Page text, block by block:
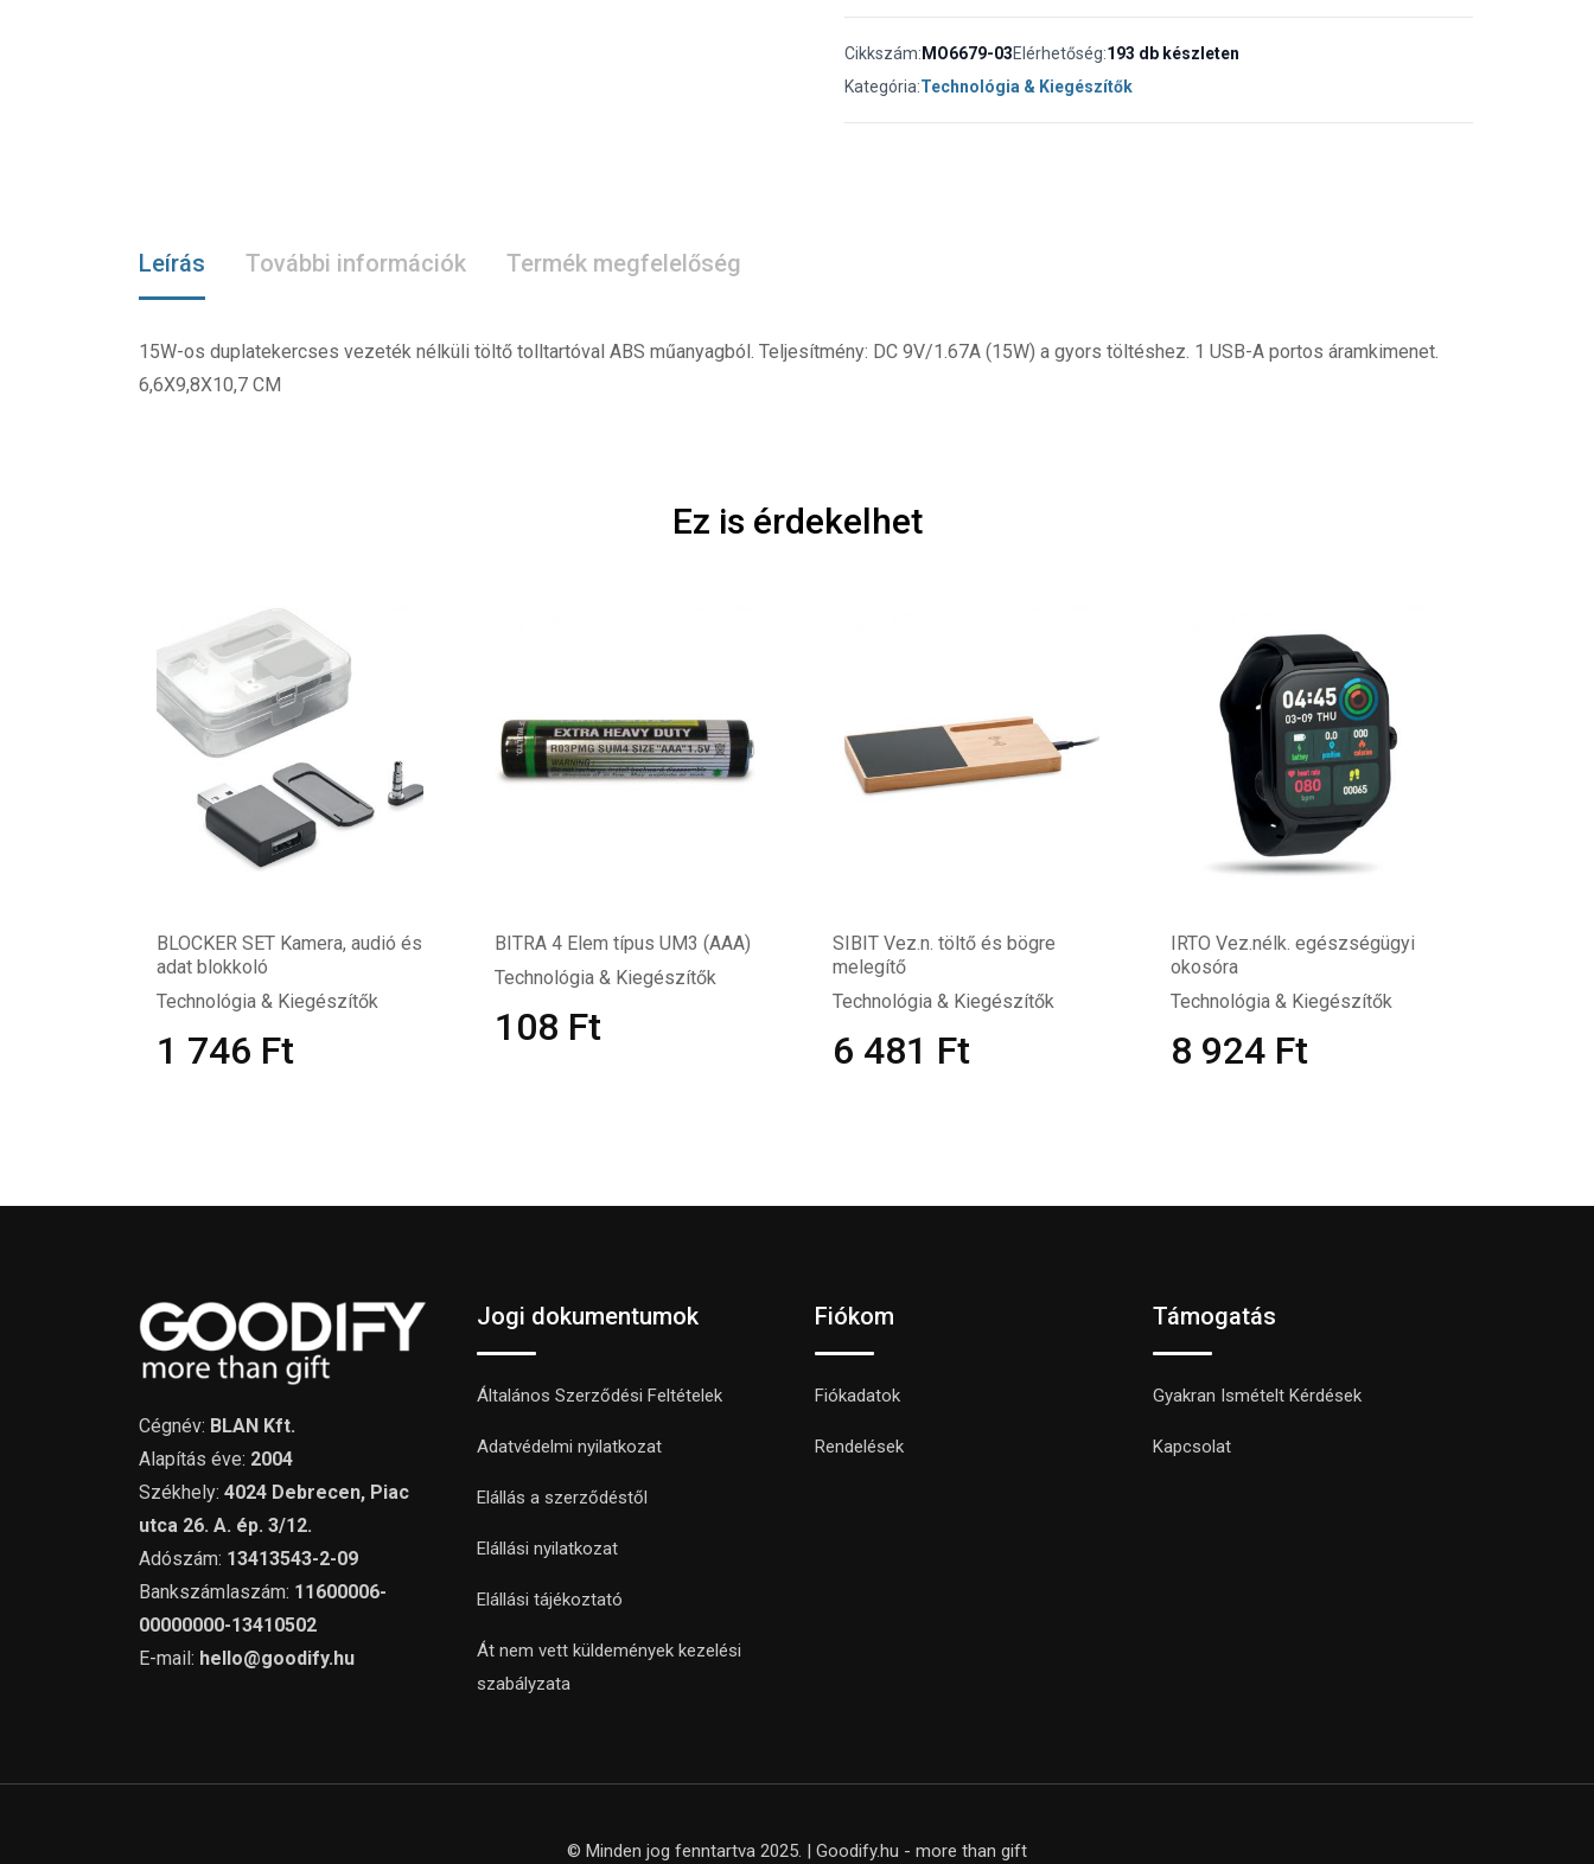
Cikkszám: MO6679-03Elérhetőség:193 db készleten
Kategória:Technológia & Kiegészítők
Leírás További információk Termék megfelelőség
15W-os duplatekercses vezeték nélküli töltő tolltartóval ABS műanyagból. Teljesítmény: DC 9V/1.67A (15W) a gyors töltéshez. 1 USB-A portos áramkimenet.
6,6X9,8X10,7 CM
Ez is érdekelhet
BLOCKER SET Kamera, audió és
adat blokkoló
Technológia & Kiegészítők
1 746 Ft
BITRA 4 Elem típus UM3 (AAA)
Technológia & Kiegészítők
108 Ft
SIBIT Vez.n. töltő és bögre
melegítő
Technológia & Kiegészítők
6 481 Ft
IRTO Vez.nélk. egészségügyi
okosóra
Technológia & Kiegészítők
8 924 Ft
Cégnév: BLAN Kft.
Alapítás éve: 2004
Székhely: 4024 Debrecen, Piac
utca 26. A. ép. 3/12.
Adószám: 13413543-2-09
Bankszámlaszám: 11600006-
00000000-13410502
E-mail: hello@goodify.hu
Jogi dokumentumok
Általános Szerződési Feltételek
Adatvédelmi nyilatkozat
Elállás a szerződéstől
Elállási nyilatkozat
Elállási tájékoztató
Át nem vett küldemények kezelési
szabályzata
Fiókom
Fiókadatok
Rendelések
Támogatás
Gyakran Ismételt Kérdések
Kapcsolat
© Minden jog fenntartva 2025. | Goodify.hu - more than gift